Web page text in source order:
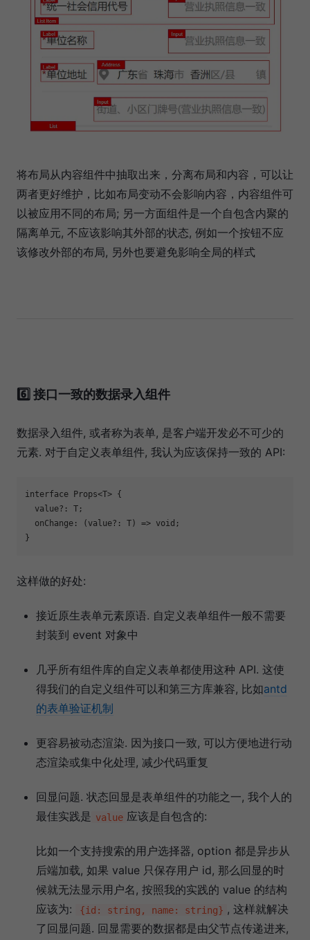
将布局从内容组件中抽取出来，分离布局和内容，可以让
两者更好维护，比如布局变动不会影响内容，内容组件可
以被应用不同的布局; 另一方面组件是一个自包含内聚的
隔离单元, 不应该影响其外部的状态, 例如一个按钮不应
该修改外部的布局, 另外也要避免影响全局的样式
6️⃣ 接口一致的数据录入组件
数据录入组件, 或者称为表单, 是客户端开发必不可少的
元素. 对于自定义表单组件, 我认为应该保持一致的 API:
interface Props<T> {
  value?: T;
  onChange:
( value?: T ) => void ;
这样做的好处:
接近原生表单元素原语. 自定义表单组件一般不需要
封装到 event 对象中
几乎所有组件库的自定义表单都使用这种 API. 这使
得我们的自定义组件可以和第三方库兼容, 比如antd
的表单验证机制
更容易被动态渲染. 因为接口一致, 可以方便地进行动
态渲染或集中化处理, 减少代码重复
回显问题. 状态回显是表单组件的功能之一, 我个人的
最佳实践是 value 应该是自包含的:
比如一个支持搜索的用户选择器, option 都是异步从
后端加载, 如果 value 只保存用户 id, 那么回显的时
候就无法显示用户名, 按照我的实践的 value 的结构
应该为:
{id: string, name: string} , 这样就解决
了回显问题. 回显需要的数据都是由父节点传递进来,